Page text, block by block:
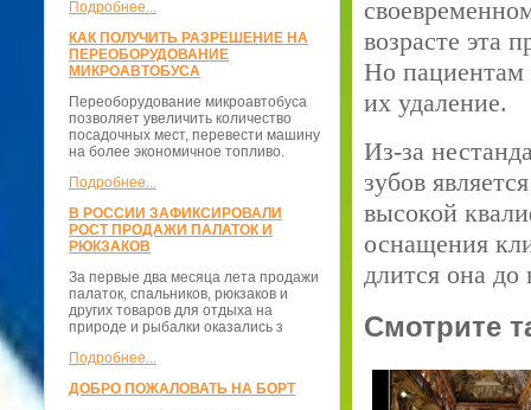
Подробнее...
КАК ПОЛУЧИТЬ РАЗРЕШЕНИЕ НА
ПЕРЕОБОРУДОВАНИЕ
МИКРОАВТОБУСА
Переоборудование микроавтобуса
позволяет увеличить количество
посадочных мест, перевести машину
на более экономичное топливо.
Подробнее...
В РОССИИ ЗАФИКСИРОВАЛИ
РОСТ ПРОДАЖИ ПАЛАТОК И
РЮКЗАКОВ
За первые два месяца лета продажи
палаток, спальников, рюкзаков и
других товаров для отдыха на
природе и рыбалки оказались з
Подробнее...
ДОБРО ПОЖАЛОВАТЬ НА БОРТ
возрасте эта
Но пациентам
их удаление.
Из-за
зубов
высокой
оснащения
длится она до
Смотрите